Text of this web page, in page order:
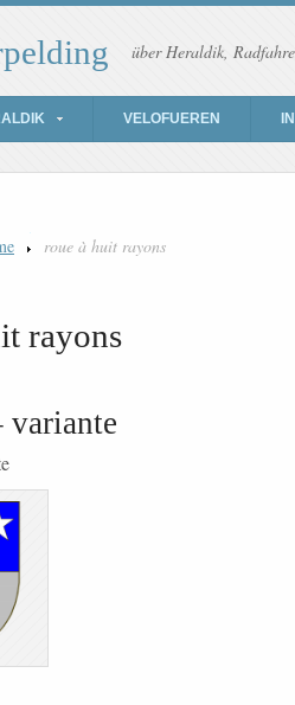
über Heraldik,
VELOFUEREN
roue à huit rayons
rayons
variante